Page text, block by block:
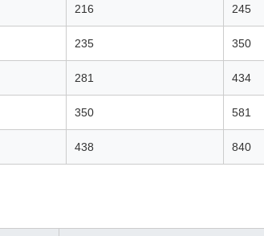
216 245
235 350
281 434
350 581
438 840